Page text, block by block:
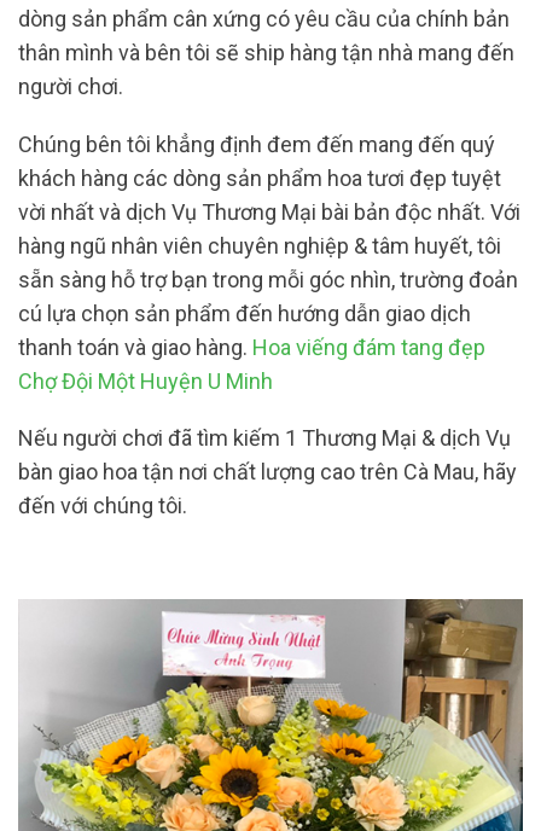
dòng sản phẩm cân xứng có yêu cầu của chính bản
thân mình và bên tôi sẽ ship hàng tận nhà mang đến
người chơi.
Chúng bên tôi khẳng định đem đến mang đến quý
khách hàng các dòng sản phẩm hoa tươi đẹp tuyệt
vời nhất và dịch Vụ Thương Mại bài bản độc nhất. Với
hàng ngũ nhân viên chuyên nghiệp & tâm huyết, tôi
sẵn sàng hỗ trợ bạn trong mỗi góc nhìn, trường đoản
cú lựa chọn sản phẩm đến hướng dẫn giao dịch
thanh toán và giao hàng. Hoa viếng đám tang đẹp
Chợ Đội Một Huyện U Minh
Nếu người chơi đã tìm kiếm 1 Thương Mại & dịch Vụ
bàn giao hoa tận nơi chất lượng cao trên Cà Mau, hãy
đến với chúng tôi.